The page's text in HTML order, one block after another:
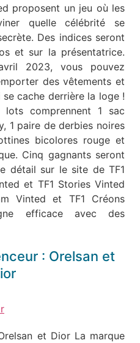
proposent un jeu où les
quelle célébrité se
Des indices seront
et sur la présentatrice.
2023, vous pouvez
des vêtements et
cache derrière la loge !
comprennent 1 sac
1 paire de derbies noires
bicolores rouge et
Cinq gagnants seront
détail sur le site de TF1
et TF1 Stories Vinted
Vinted et TF1 Créons
efficace avec des
: Orelsan et
et Dior La marque